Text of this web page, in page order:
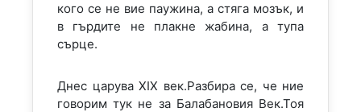
кого се не вие паужина, а стяга мозък, и
в гърдите не плакне жабина, а тупа
сърце.
Днес царува XIX век.Разбира се, че ние
говорим тук не за Балабановия Век.Тоя